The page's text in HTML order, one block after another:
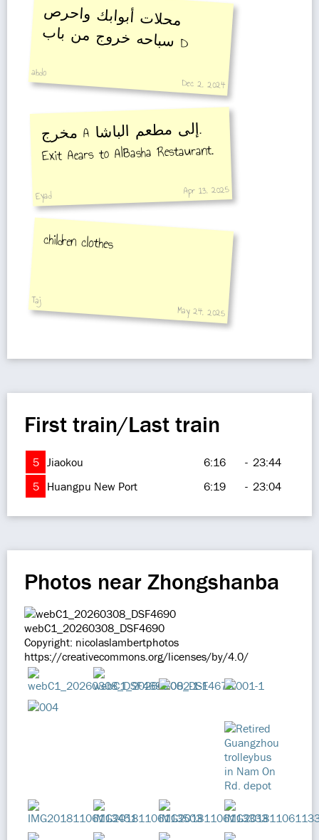
محلات أبوابك واحرص
سباحه خروج من باب D
abdo
Dec 2, 2024
مخرج A
إلى مطعم الباشا .
Exit Aears to AlBasha Restaurant.
Eyad Apr 13, 2025
children clothes
Taj
May 24, 2025
First train/Last train
5 Jiaokou 6:16 - 23:44
5
Huangpu New Port 6:19 - 23:04
Photos near Zhongshanba
webC1_20260308_DSF4690
Copyright: nicolaslambertphotos
https://creativecommons.org/licenses/by/4.0/